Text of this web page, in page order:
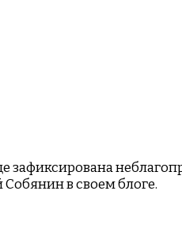
в своем блоге.